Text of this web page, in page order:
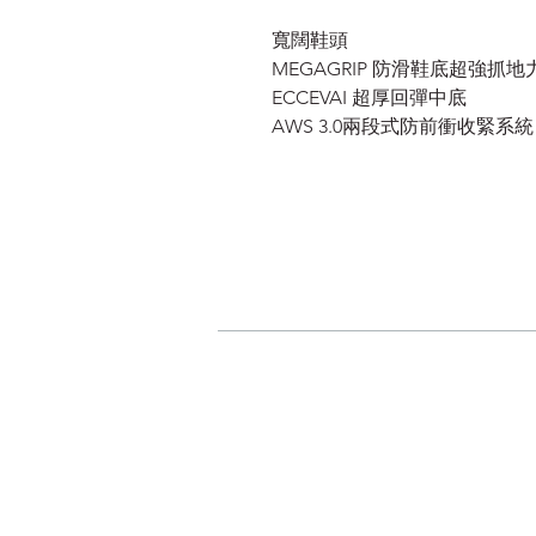
寬闊鞋頭
MEGAGRIP 防滑鞋底超強抓地
ECCEVAI 超厚回彈中底
AWS 3.0兩段式防前衝收緊系統